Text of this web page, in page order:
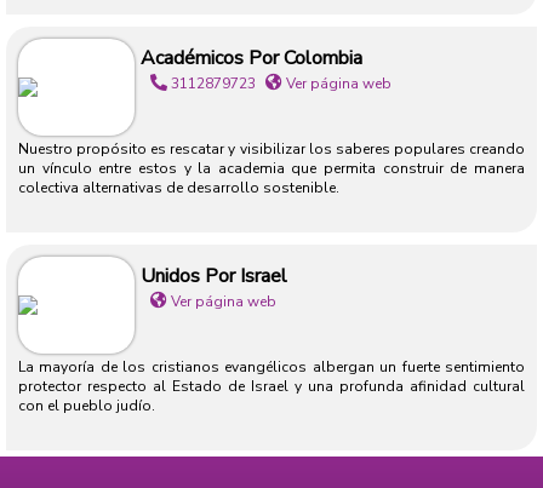
Académicos Por Colombia
3112879723 Ver página web
Nuestro propósito es rescatar y visibilizar los saberes populares creando
un vínculo entre estos y la academia que permita construir de manera
colectiva alternativas de desarrollo sostenible.
Unidos Por Israel
Ver página web
La mayoría de los cristianos evangélicos albergan un fuerte sentimiento
protector respecto al Estado de Israel y una profunda afinidad cultural
con el pueblo judío.